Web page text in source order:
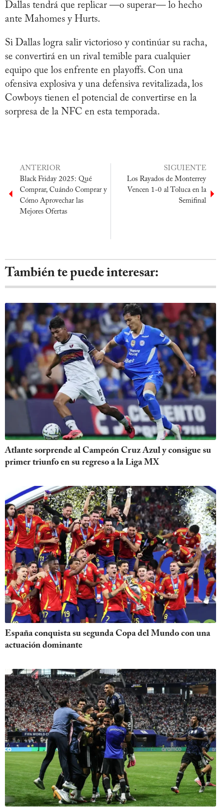
Dallas tendrá que replicar —o superar— lo hecho
ante Mahomes y Hurts.
Si Dallas logra salir victorioso y continúar su racha,
se convertirá en un rival temible para cualquier
equipo que los enfrente en playoffs. Con una
ofensiva explosiva y una defensiva revitalizada, los
Cowboys tienen el potencial de convertirse en la
sorpresa de la NFC en esta temporada.
ANTERIOR
Black Friday 2025: Qué
Comprar, Cuándo Comprar y
Cómo Aprovechar las
Mejores Ofertas
SIGUIENTE
Los Rayados de Monterrey
Vencen 1-0 al Toluca en la
Semifinal
También te puede interesar:
Atlante sorprende al Campeón Cruz Azul y consigue su
primer triunfo en su regreso a la Liga MX
España conquista su segunda Copa del Mundo con una
actuación dominante